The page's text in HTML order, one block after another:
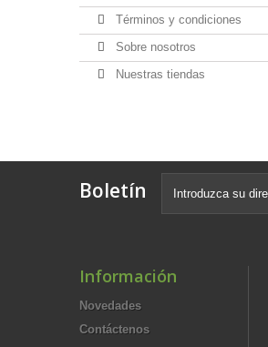
Términos y condiciones
Sobre nosotros
Nuestras tiendas
Boletín
Información
Novedades
Contáctenos